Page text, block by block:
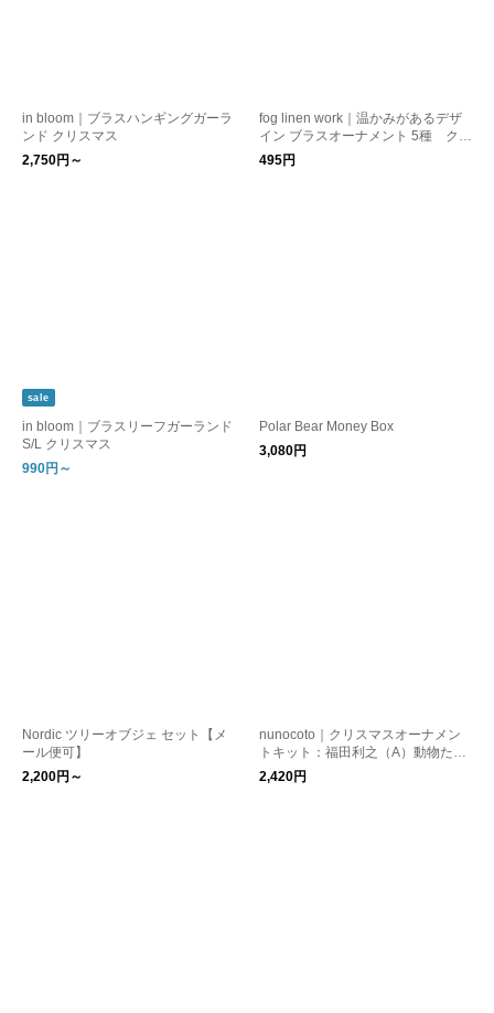
in bloom｜ブラスハンギングガーラ
ンド クリスマス
2,750円～
fog linen work｜温かみがあるデザ
イン ブラスオーナメント 5種 クリ
スマス kurashisha
495円
sale
in bloom｜ブラスリーフガーランド
S/L クリスマス
990円～
Polar Bear Money Box
3,080円
Nordic ツリーオブジェ セット【メ
ール便可】
2,200円～
nunocoto｜クリスマスオーナメン
トキット：福田利之（A）動物たち
2,420円